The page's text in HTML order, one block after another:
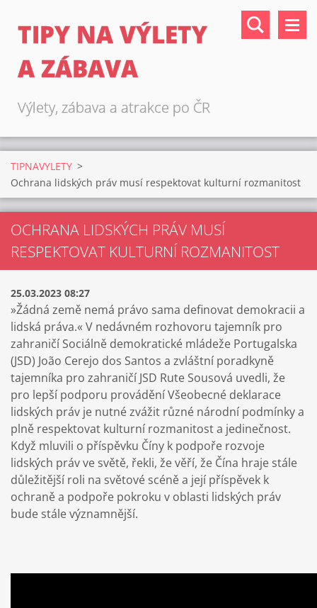
TIPY NA VÝLETY
A ZÁBAVA
Výlety, zábava a atrakce po ČR
TIPNAVYLETY >
Ochrana lidských práv musí respektovat kulturní rozmanitost
OCHRANA LIDSKÝCH PRÁV MUSÍ
RESPEKTOVAT KULTURNÍ ROZMANITOST
25.03.2023 08:27
»Žádná země nemá právo sama definovat demokracii a
lidská práva.« V nedávném rozhovoru tajemník pro
zahraničí Sociálně demokratické mládeže Portugalska
(JSD) João Cerejo dos Santos a zvláštní poradkyně
tajemníka pro zahraničí JSD Rute Sousová uvedli, že
pro lepší podporu provádění Všeobecné deklarace
lidských práv je nutné zvážit různé národní podmínky a
plně respektovat kulturní rozmanitost a jedinečnost.
Když mluvili o příspěvku Číny k podpoře rozvoje
lidských práv ve světě, řekli, že věří, že Čína hraje stále
důležitější roli na světové scéně a její příspěvek k
ochraně a podpoře pokroku v oblasti lidských práv
bude stále významnější.